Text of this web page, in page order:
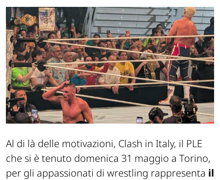
Al di là delle motivazioni, Clash in Italy, il PLE
che si è tenuto domenica 31 maggio a Torino,
per gli appassionati di wrestling rappresenta il